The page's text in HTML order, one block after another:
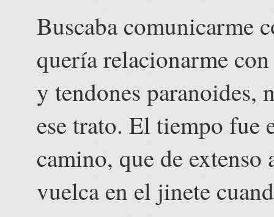
Buscaba comunicarme
quería relacionarme
y tendones paranoides,
ese trato. El tiempo fue
camino, que de extenso
vuelca en el jinete